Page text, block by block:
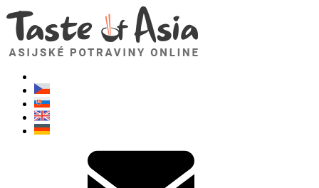
TasteOfAsia.cz
Neváhejte se zeptat. Jsem tady pro vás!